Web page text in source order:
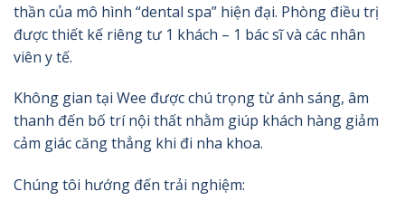
thần của mô hình “dental spa” hiện đại. Phòng điều trị
được thiết kế riêng tư 1 khách – 1 bác sĩ và các nhân
viên y tế.
Không gian tại Wee được chú trọng từ ánh sáng, âm
thanh đến bố trí nội thất nhằm giúp khách hàng giảm
cảm giác căng thẳng khi đi nha khoa.
Chúng tôi hướng đến trải nghiệm: